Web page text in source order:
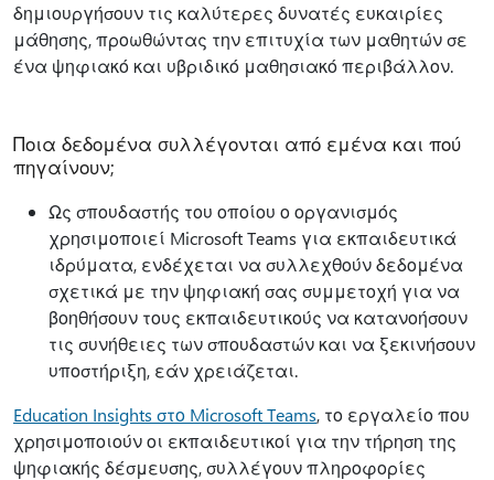
δημιουργήσουν τις καλύτερες δυνατές ευκαιρίες
μάθησης, προωθώντας την επιτυχία των μαθητών σε
ένα ψηφιακό και υβριδικό μαθησιακό περιβάλλον.
Ποια δεδομένα συλλέγονται από εμένα και πού
πηγαίνουν;
Ως σπουδαστής του οποίου ο οργανισμός
χρησιμοποιεί Microsoft Teams για εκπαιδευτικά
ιδρύματα, ενδέχεται να συλλεχθούν δεδομένα
σχετικά με την ψηφιακή σας συμμετοχή για να
βοηθήσουν τους εκπαιδευτικούς να κατανοήσουν
τις συνήθειες των σπουδαστών και να ξεκινήσουν
υποστήριξη, εάν χρειάζεται.
Education Insights στο Microsoft Teams, το εργαλείο που
χρησιμοποιούν οι εκπαιδευτικοί για την τήρηση της
ψηφιακής δέσμευσης, συλλέγουν πληροφορίες